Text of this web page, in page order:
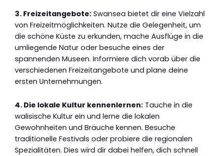
3. Freizeitangebote: Swansea bietet dir eine Vielzahl
von Freizeitmöglichkeiten. Nutze die Gelegenheit, um
die schöne Küste zu erkunden, mache Ausflüge in die
umliegende Natur oder besuche eines der
spannenden Museen. Informiere dich vorab über die
verschiedenen Freizeitangebote und plane deine
ersten Unternehmungen.
4. Die lokale Kultur kennenlernen: Tauche in die
walisische Kultur ein und lerne die lokalen
Gewohnheiten und Bräuche kennen. Besuche
traditionelle Festivals oder probiere die regionalen
Spezialitäten. Dies wird dir dabei helfen, dich schnell